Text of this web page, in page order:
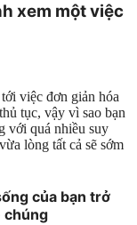
xem một việc
việc đơn giản hóa
tục, vậy vì sao bạn
với quá nhiều suy
lòng tất cả sẽ sớm
của bạn trở
chúng